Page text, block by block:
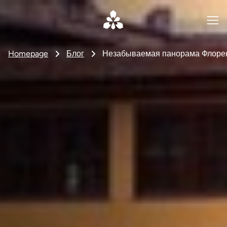
Homepage Блог Незабываемая панорама